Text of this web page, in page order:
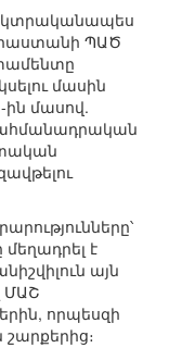
կտրականապես
ՊԱԾ
մասին
մասով.
է
այն
ՄԱՇ
որպեսզի